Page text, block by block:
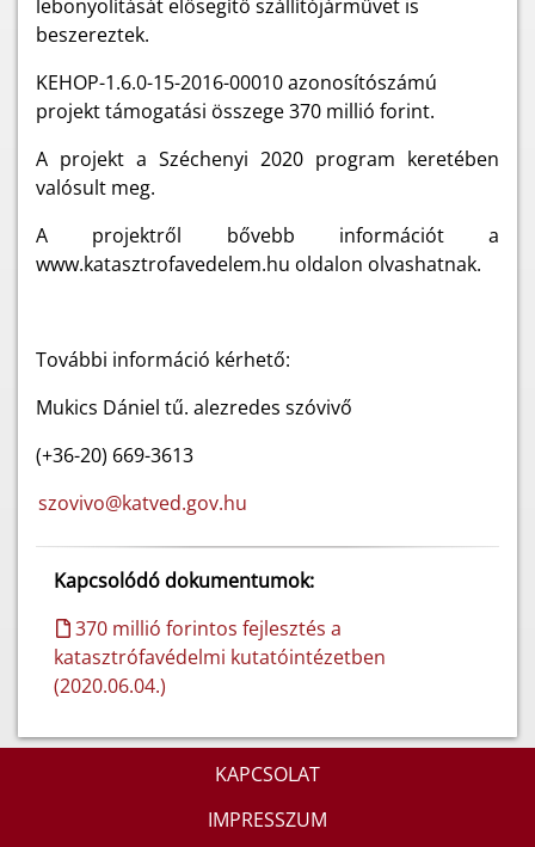
lebonyolítását elősegítő szállítójárművet is
beszereztek.
KEHOP-1.6.0-15-2016-00010 azonosítószámú
projekt támogatási összege 370 millió forint.
A projekt a Széchenyi 2020 program keretében
valósult meg.
A projektről bővebb információt a
www.katasztrofavedelem.hu oldalon olvashatnak.
További információ kérhető:
Mukics Dániel tű. alezredes szóvivő
(+36-20) 669-3613
szovivo@katved.gov.hu
Kapcsolódó dokumentumok:
370 millió forintos fejlesztés a
katasztrófavédelmi kutatóintézetben
(2020.06.04.)
KAPCSOLAT
IMPRESSZUM